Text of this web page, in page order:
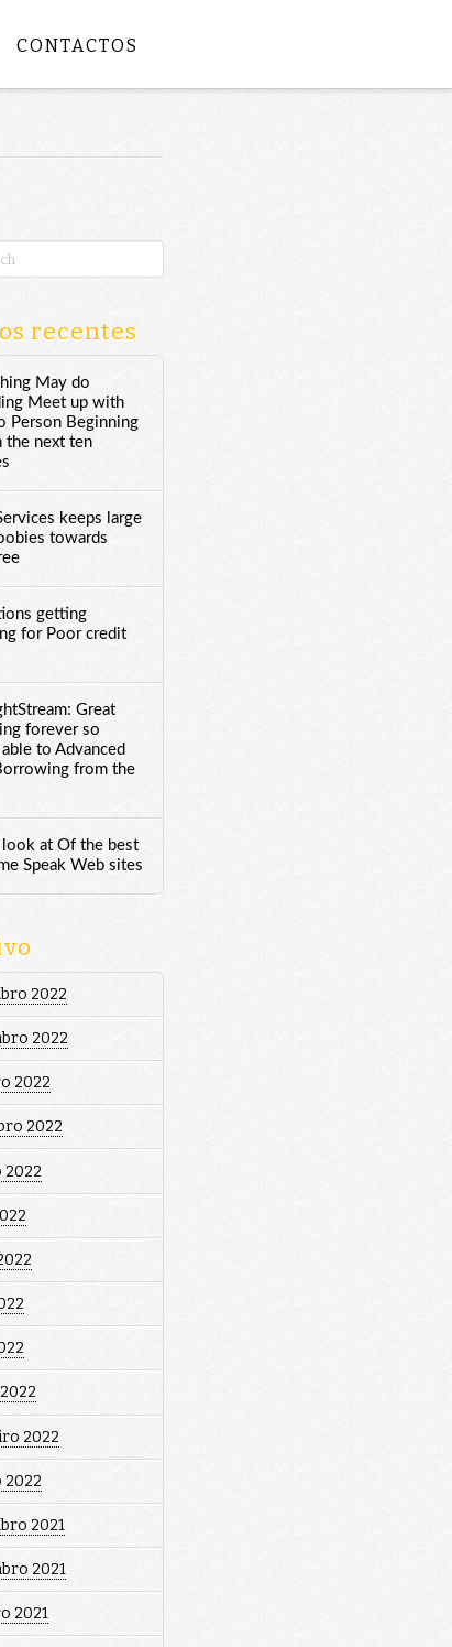
CONTACTOS
recentes
May do
Meet up with
Person Beginning
the next ten
keeps large
towards
getting
for Poor credit
Great
forever so
able to Advanced
from the
look at Of the best
Speak Web sites
2022
2022
2022
2022
2022
2022
2022
2021
2021
2021